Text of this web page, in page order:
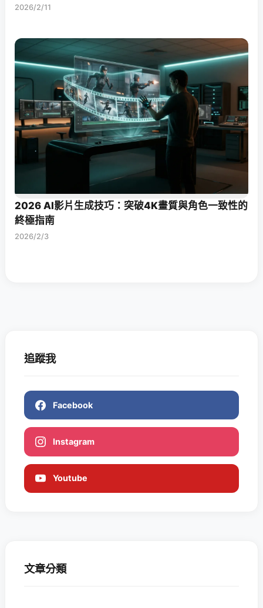
2026/2/11
2026 AI影片生成技巧：突破4K畫質與角色一致性的
終極指南
2026/2/3
追蹤我
Facebook
Instagram
Youtube
文章分類